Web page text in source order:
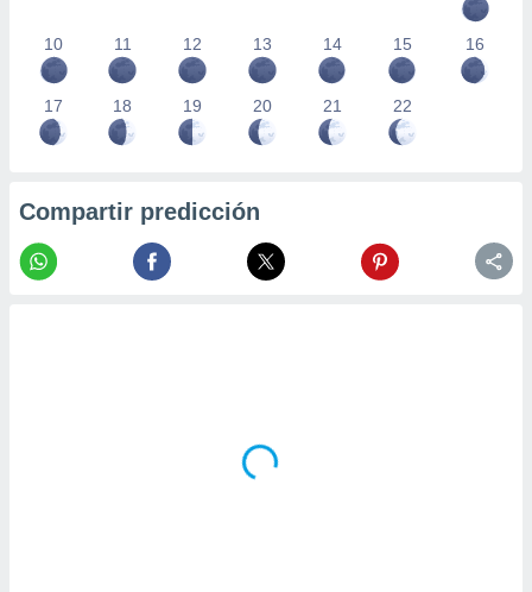
10 11 12 13 14 15 16
17 18 19 20 21 22
Compartir predicción